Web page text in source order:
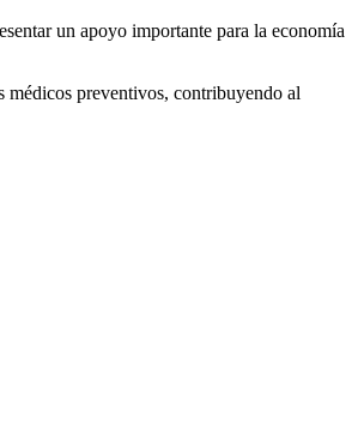
un apoyo importante para la economía
médicos preventivos, contribuyendo al